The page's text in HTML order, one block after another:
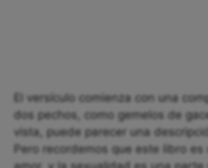
El versículo comienza con una
dos pechos, como gemelos de
vista, puede parecer una
Pero recordemos que este libro es